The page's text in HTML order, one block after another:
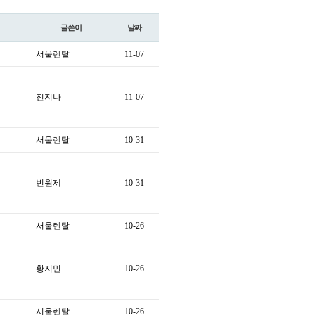
글쓴이 날짜
서울렌탈 11-07
전지나 11-07
서울렌탈 10-31
빈원제 10-31
서울렌탈 10-26
황지민 10-26
서울렌탈 10-26